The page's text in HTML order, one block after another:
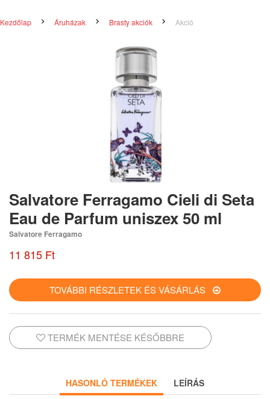
Kezdőlap Áruházak Brasty akciók Akció
Salvatore Ferragamo Cieli di Seta
Eau de Parfum uniszex 50 ml
Salvatore Ferragamo
11 815 Ft
TOVÁBBI RÉSZLETEK ÉS VÁSÁRLÁS
TERMÉK MENTÉSE KÉSŐBBRE
HASONLÓ TERMÉKEK LEÍRÁS